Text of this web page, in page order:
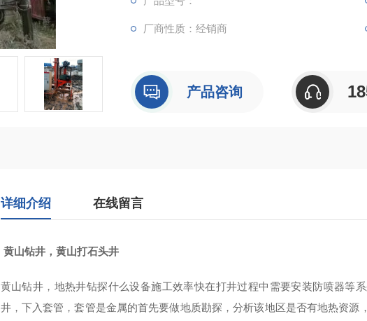
厂商性质：经销商
产品咨询
详细介绍 在线留言
黄山钻井，黄山打石头井
黄山钻井，地热井钻探什么设备施工效率快在打井过程中需要安装防喷器等
井，下入套管，套管是金属的首先要做地质勘探，分析该地区是否有地热资